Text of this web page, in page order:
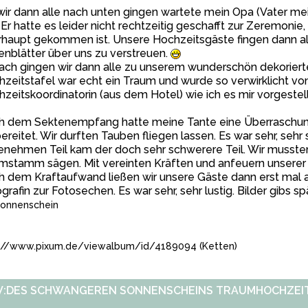
dann alle nach unten gingen wartete mein Opa (Vater
Er hatte es leider nicht rechtzeitig geschafft zur
gekommen ist. Unsere Hochzeitsgäste fingen dann
über uns zu verstreuen.
gingen wir dann alle zu unserem wunderschön
war echt ein Traum und wurde so verwirklicht
(aus dem Hotel) wie ich es mir
dem Sektenempfang hatte meine Tante eine
Wir durften Tauben fliegen lassen. Es war sehr, sehr
Teil kam der doch sehr schwerere Teil. Wir
sägen. Mit vereinten Kräften und anfeuern
dem Kraftaufwand ließen wir unsere Gäste dann erst mal
zur Fotosechen. Es war sehr, sehr lustig. Bilder gibs
www.pixum.de/viewalbum/id/4189094 (Ketten)
SCHWANGEREN SONNENSCHEINS